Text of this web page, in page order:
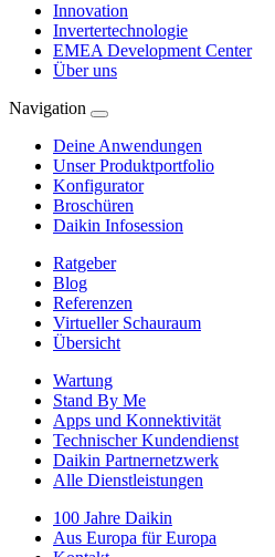
Innovation
Invertertechnologie
EMEA Development Center
Über uns
Navigation
Deine Anwendungen
Unser Produktportfolio
Konfigurator
Broschüren
Daikin Infosession
Ratgeber
Blog
Referenzen
Virtueller Schauraum
Übersicht
Wartung
Stand By Me
Apps und Konnektivität
Technischer Kundendienst
Daikin Partnernetzwerk
Alle Dienstleistungen
100 Jahre Daikin
Aus Europa für Europa